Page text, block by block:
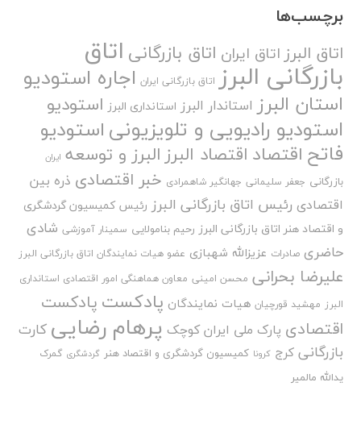
برچسب‌ها
اتاق البرز اتاق ایران اتاق بازرگانی اتاق
بازرگانی البرز اتاق بازرگانی ایران اجاره استودیو
استان البرز استاندار البرز استانداری البرز استودیو
استودیو رادیویی و تلویزیونیاستودیو
فاتح اقتصاد اقتصاد البرزالبرز و توسعه ایران
بازرگانی جعفر سلیمانی جهانگیر شاهمرادی خبر اقتصادی ذره بین
اقتصادی رئیس اتاق بازرگانی البرز رئیس کمیسیون گردشگری
و اقتصاد هنر اتاق بازرگانی البرز رحیم بنامولایی سمینار آموزشی شادی
حاضری صادرات عزیزالله شهبازی عضو هیات نمایندگان اتاق بازرگانی البرز
علیرضا بحرانی محسن امینی معاون هماهنگی امور اقتصادی استانداری
البرز مهشید قورچیان هیات نمایندگان پادکست پادکست
اقتصادی پارک ملی ایران کوچک پرهام رضایی کارت
بازرگانی کرج کرونا کمیسیون گردشگری و اقتصاد هنر گردشگری گمرک
یدالله مالمیر